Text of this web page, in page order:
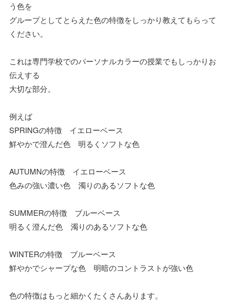
う色を
グループとしてとらえた色の特徴をしっかり教えてもらって
ください。
これは専門学校でのパーソナルカラーの授業でもしっかりお
伝えする
大切な部分。
例えば
SPRINGの特徴 イエローベース
鮮やかで澄んだ色 明るくソフトな色
AUTUMNの特徴 イエローベース
色みの強い濃い色 濁りのあるソフトな色
SUMMERの特徴 ブルーベース
明るく澄んだ色 濁りのあるソフトな色
WINTERの特徴 ブルーベース
鮮やかでシャープな色 明暗のコントラストが強い色
色の特徴はもっと細かくたくさんあります。